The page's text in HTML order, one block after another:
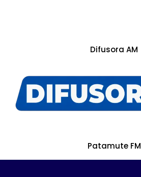
Difusora AM
Patamute FM